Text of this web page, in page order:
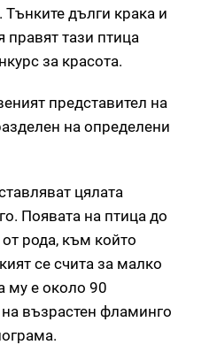
дълги крака и
тази птица
за красота.
представител на
на определени
цялата
Появата на птица до
рода, към който
се счита за малко
му е около 90
възрастен фламинго